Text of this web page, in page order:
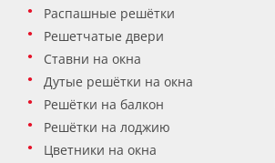
Распашные решётки
Решетчатые двери
Ставни на окна
Дутые решётки на окна
Решётки на балкон
Решётки на лоджию
Цветники на окна